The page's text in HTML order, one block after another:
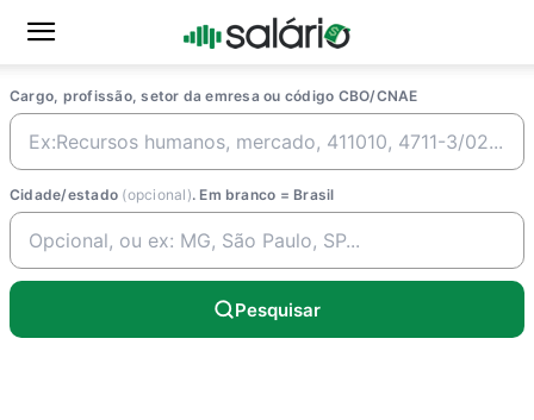
Cargo, profissão, setor da emresa ou código CBO/CNAE
Cidade/estado (opcional). Em branco = Brasil
Pesquisar